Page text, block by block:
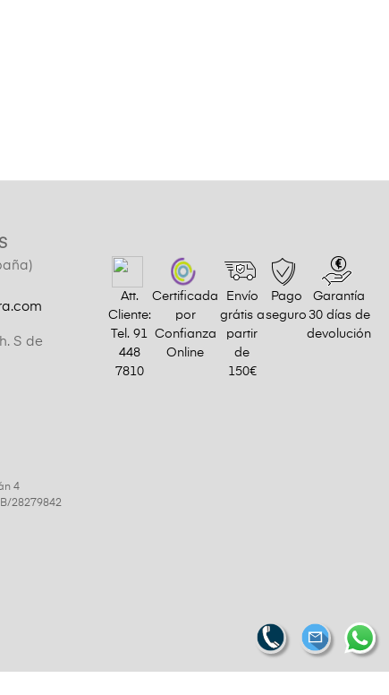
S de
Att.
Cliente:
Tel.91
448
7810
Certificada
por
Confianza
Online
Envío
grátis a
partir
de
150€
Pago
seguro
Garantía
30 días de
devolución
4
28279842